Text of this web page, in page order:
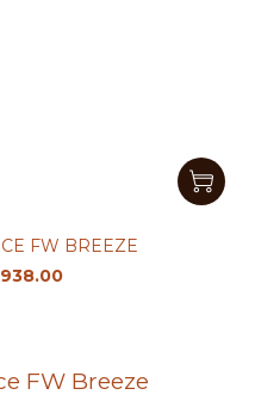
NEW BALANCE FW BREEZE
FW Breeze